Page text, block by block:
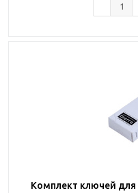
Комплект ключей для